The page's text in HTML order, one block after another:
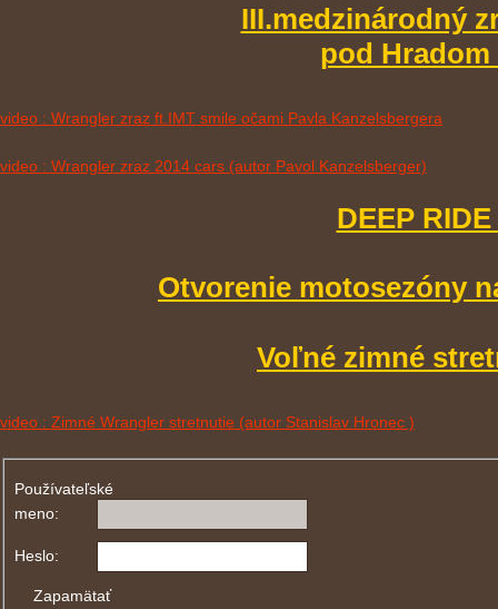
III.medzinárodný
pod Hradom
video : Wrangler zraz ft.IMT smile očami Pavla Kanzelsbergera
video : Wrangler zraz 2014 cars (autor Pavol Kanzelsberger)
DEEP
Otvorenie motosezóny
Voľné zimné
video : Zimné Wrangler stretnutie (autor Stanislav Hronec )
Používateľské
meno:
Heslo:
Zapamätať